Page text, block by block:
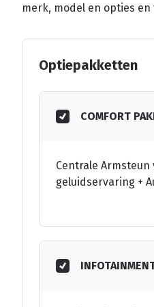
merk, model en opties
Optiepakketten
COMFORT
Centrale
geluidservaring +